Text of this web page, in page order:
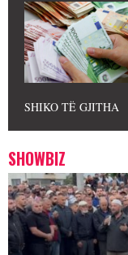
SHIKO TË GJITHA
SHOWBIZ